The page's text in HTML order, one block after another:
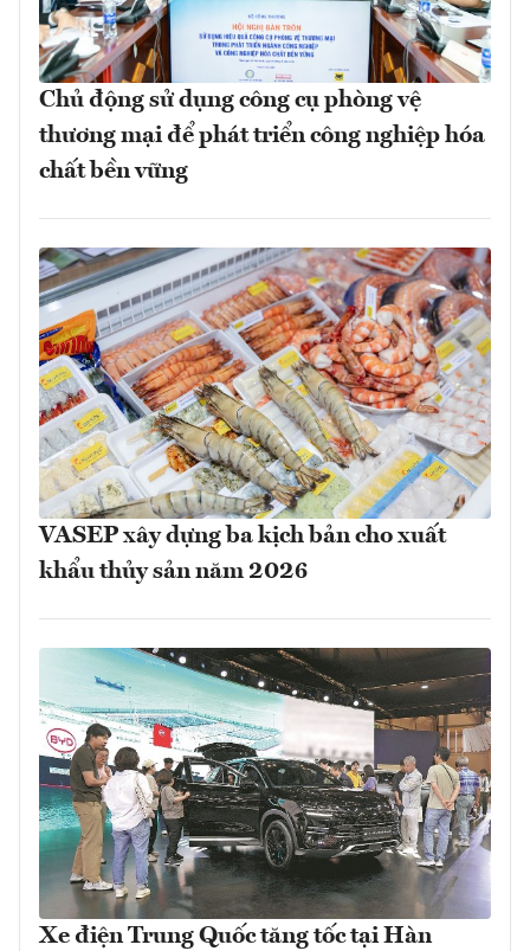
Chủ động sử dụng công cụ phòng vệ
thương mại để phát triển công nghiệp hóa
chất bền vững
VASEP xây dựng ba kịch bản cho xuất
khẩu thủy sản năm 2026
Xe điện Trung Quốc tăng tốc tại Hàn